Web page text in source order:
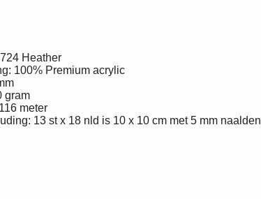
Heather
100% Premium acrylic
gram
meter
13 st x 18 nld is 10 x 10 cm met 5 mm naalden